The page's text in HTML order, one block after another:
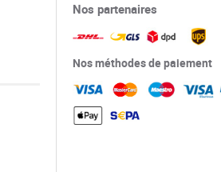
Nos partenaires
Nos méthodes de paiement